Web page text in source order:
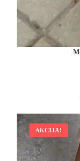
AKCIJA!